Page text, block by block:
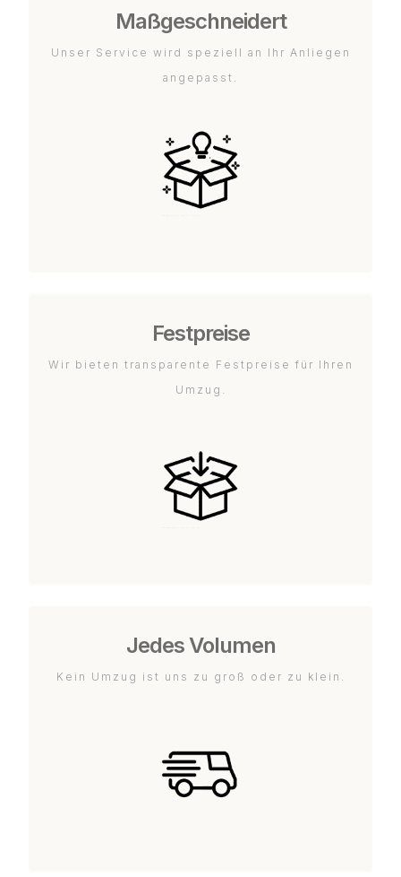
Maßgeschneidert
Unser Service wird speziell an Ihr Anliegen
angepasst.
Festpreise
Wir bieten transparente Festpreise für Ihren
Umzug.
Jedes Volumen
Kein Umzug ist uns zu groß oder zu klein.